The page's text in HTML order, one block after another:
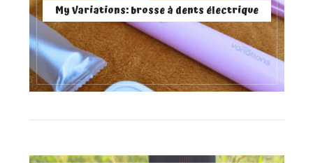
My Variations: brosse à dents électrique